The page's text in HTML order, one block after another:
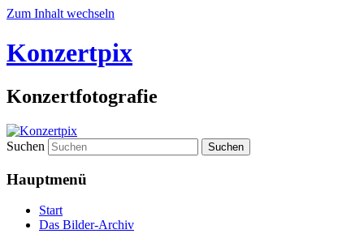
Zum Inhalt wechseln
Konzertpix
Konzertfotografie
Suchen
Hauptmenü
Start
Das Bilder-Archiv